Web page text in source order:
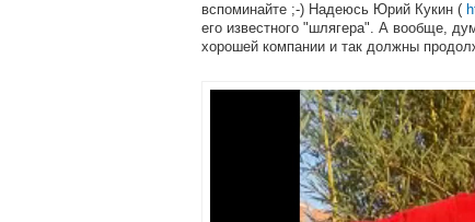
вспоминайте ;-) Надеюсь Юрий Кукин (
его известного "шлягера". А вообще,
хорошей компании и так должны